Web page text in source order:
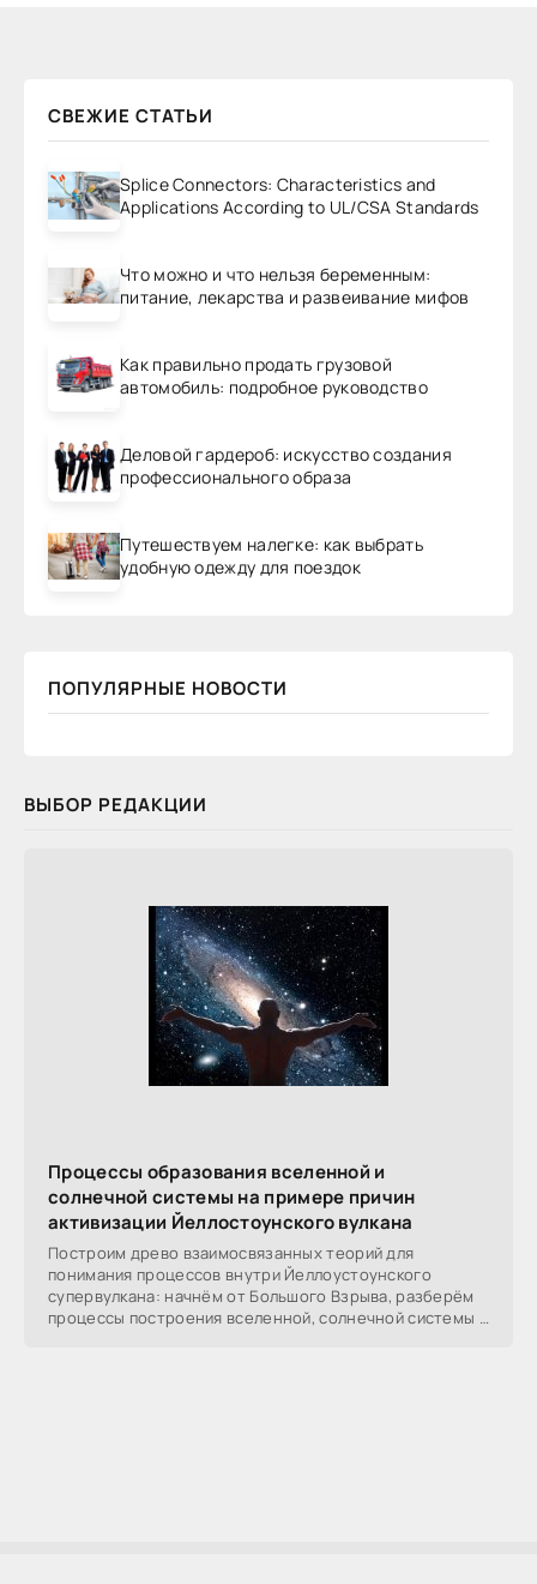
СВЕЖИЕ СТАТЬИ
Splice Connectors: Characteristics and
Applications According to UL/CSA Standards
Что можно и что нельзя беременным:
питание, лекарства и развеивание мифов
Как правильно продать грузовой
автомобиль: подробное руководство
Деловой гардероб: искусство создания
профессионального образа
Путешествуем налегке: как выбрать
удобную одежду для поездок
ПОПУЛЯРНЫЕ НОВОСТИ
ВЫБОР РЕДАКЦИИ
Процессы образования вселенной и
солнечной системы на примере причин
активизации Йеллостоунского вулкана
Построим древо взаимосвязанных теорий для
понимания процессов внутри Йеллоустоунского
супервулкана: начнём от Большого Взрыва, разберём
процессы построения вселенной, солнечной системы в